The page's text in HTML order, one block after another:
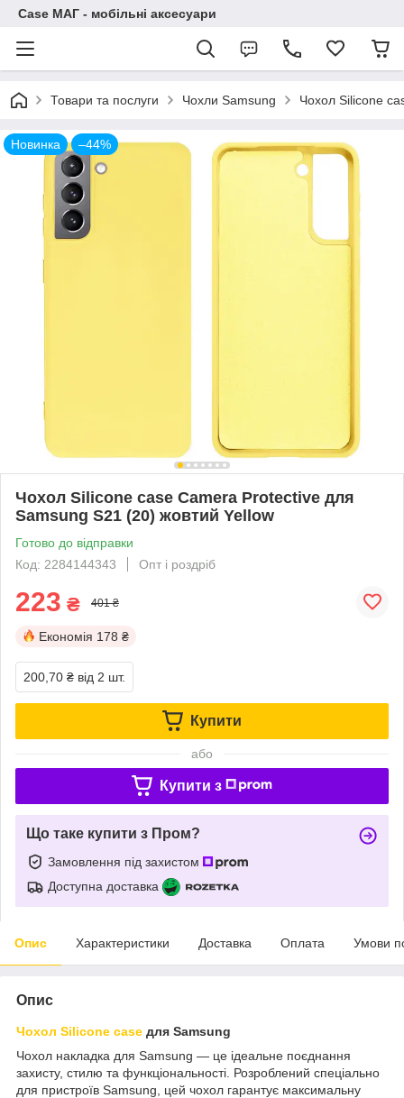
Case МАГ - мобільні аксесуари
Товари та послуги Чохли Samsung Чохол Silicone
Новинка –44%
Чохол Silicone case Camera Protective для
Samsung S21 (20) жовтий Yellow
Готово до відправки
Код: 2284144343
Опт і роздріб
223 ₴ 401 ₴
Економія 178 ₴
200,70 ₴ від 2 шт.
Купити
або
Купити з
Що таке купити з Пром?
Замовлення під захистом
Доступна доставка
Опис Характеристики Доставка Оплата Умови
Опис
Чохол Silicone case для Samsung
Чохол накладка для Samsung — це ідеальне поєднання
захисту, стилю та функціональності. Розроблений спеціально
для пристроїв Samsung, цей чохол гарантує максимальну